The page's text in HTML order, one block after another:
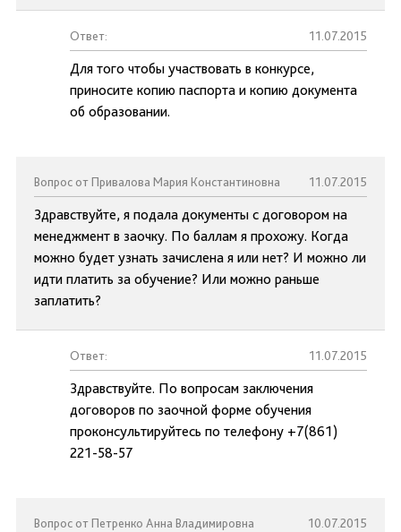
Ответ: 11.07.2015
Для того чтобы участвовать в конкурсе,
приносите копию паспорта и копию документа
об образовании.
Вопрос от Привалова Мария Константиновна 11.07.2015
Здравствуйте, я подала документы с договором на
менеджмент в заочку. По баллам я прохожу. Когда
можно будет узнать зачислена я или нет? И можно ли
идти платить за обучение? Или можно раньше
заплатить?
Ответ: 11.07.2015
Здравствуйте. По вопросам заключения
договоров по заочной форме обучения
проконсультируйтесь по телефону +7(861)
221-58-57
Вопрос от Петренко Анна Владимировна 10.07.2015